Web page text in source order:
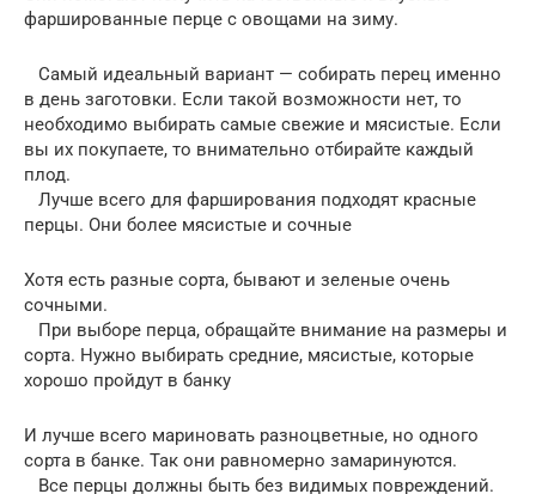
фаршированные перце с овощами на зиму.
Самый идеальный вариант — собирать перец именно
в день заготовки. Если такой возможности нет, то
необходимо выбирать самые свежие и мясистые. Если
вы их покупаете, то внимательно отбирайте каждый
плод.
Лучше всего для фарширования подходят красные
перцы. Они более мясистые и сочные
Хотя есть разные сорта, бывают и зеленые очень
сочными.
При выборе перца, обращайте внимание на размеры и
сорта. Нужно выбирать средние, мясистые, которые
хорошо пройдут в банку
И лучше всего мариновать разноцветные, но одного
сорта в банке. Так они равномерно замаринуются.
Все перцы должны быть без видимых повреждений.